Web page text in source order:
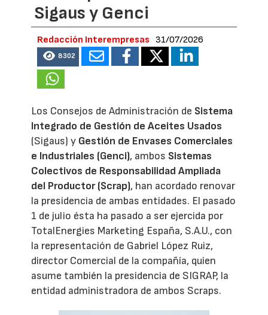
Sigaus y Genci
Redacción Interempresas 31/07/2026
8302
Los Consejos de Administración de Sistema
Integrado de Gestión de Aceites Usados
(Sigaus) y Gestión de Envases Comerciales
e Industriales (Genci), ambos Sistemas
Colectivos de Responsabilidad Ampliada
del Productor (Scrap), han acordado renovar
la presidencia de ambas entidades. El pasado
1 de julio ésta ha pasado a ser ejercida por
TotalEnergies Marketing España, S.A.U., con
la representación de Gabriel López Ruiz,
director Comercial de la compañía, quien
asume también la presidencia de SIGRAP, la
entidad administradora de ambos Scraps.